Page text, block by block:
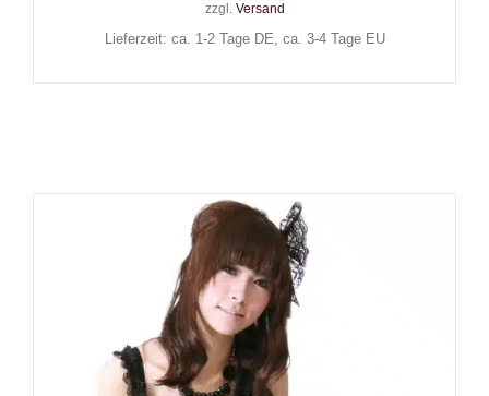
zzgl. Versand
Lieferzeit: ca. 1-2 Tage DE, ca. 3-4 Tage EU